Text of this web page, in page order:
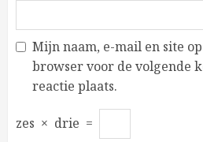
Mijn naam, e-mail en site
browser voor de volgende
reactie plaats.
zes × drie =